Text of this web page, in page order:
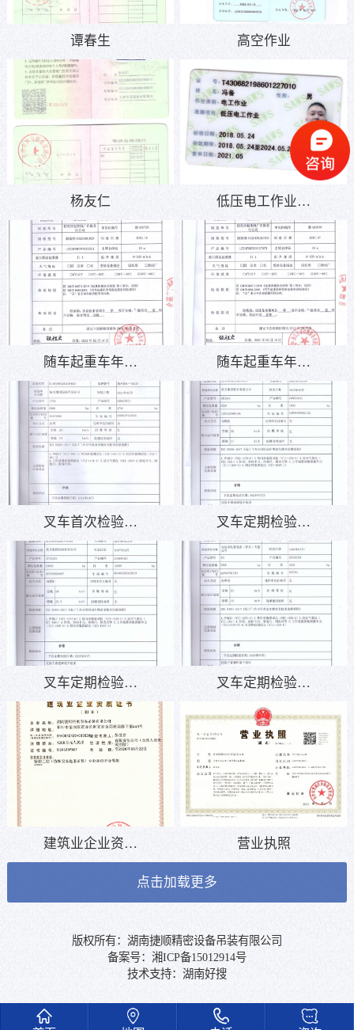
谭春生 高空作业
杨友仁 低压电工作业…
随车起重车年… 随车起重车年…
叉车首次检验… 叉车定期检验…
叉车定期检验… 叉车定期检验…
建筑业企业资… 营业执照
点击加载更多
版权所有：湖南捷顺精密设备吊装有限公司
备案号： 湘ICP备15012914号
技术支持： 湖南好搜